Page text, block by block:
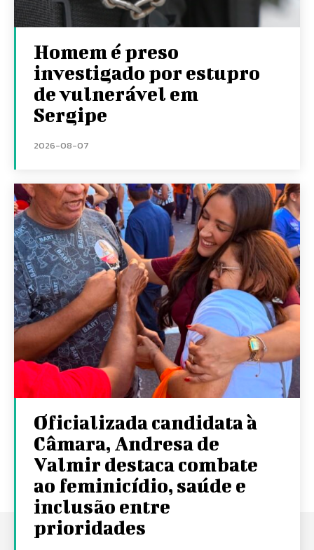
Homem é preso
investigado por estupro
de vulnerável em
Sergipe
2026-08-07
Oficializada candidata à
Câmara, Andresa de
Valmir destaca combate
ao feminicídio, saúde e
inclusão entre
prioridades